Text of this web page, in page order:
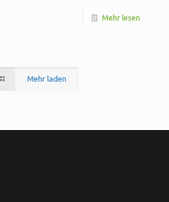
Mehr lesen
Mehr laden